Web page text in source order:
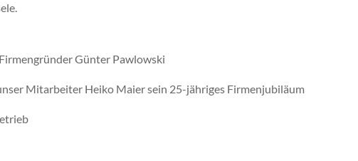
Günter Pawlowski
Mitarbeiter Heiko Maier sein 25-jähriges Firmenjubiläum